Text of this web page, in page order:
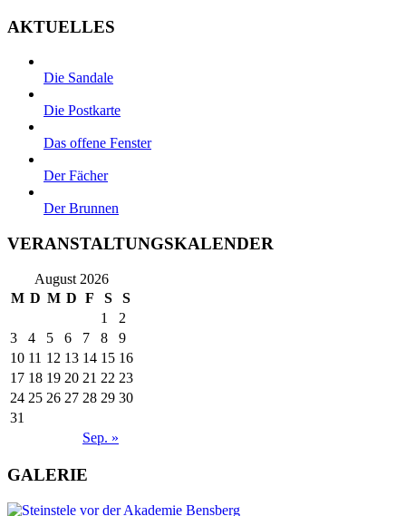
AKTUELLES
Die Sandale
Die Postkarte
Das offene Fenster
Der Fächer
Der Brunnen
VERANSTALTUNGSKALENDER
August 2026
M D M D F S S
Sep. »
1
2
3
4 5 6 7 8
9
10 11 12 13 14 15 16
17 18 19 20 21 22 23
24 25 26 27 28 29 30
31
GALERIE